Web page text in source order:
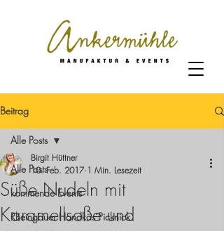
Beitrag
Alle Posts
kommende Events
Rheingauer Handkäs´Picknick
Alle Posts
Süße Nudeln mit
Karamellsoße und
Birgit Hüttner
10. Feb. 2017 1 Min. Lesezeit